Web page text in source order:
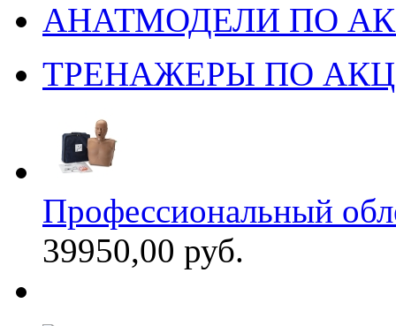
АНАТМОДЕЛИ ПО
ТРЕНАЖЕРЫ ПО
Профессиональный
39950,00 руб.